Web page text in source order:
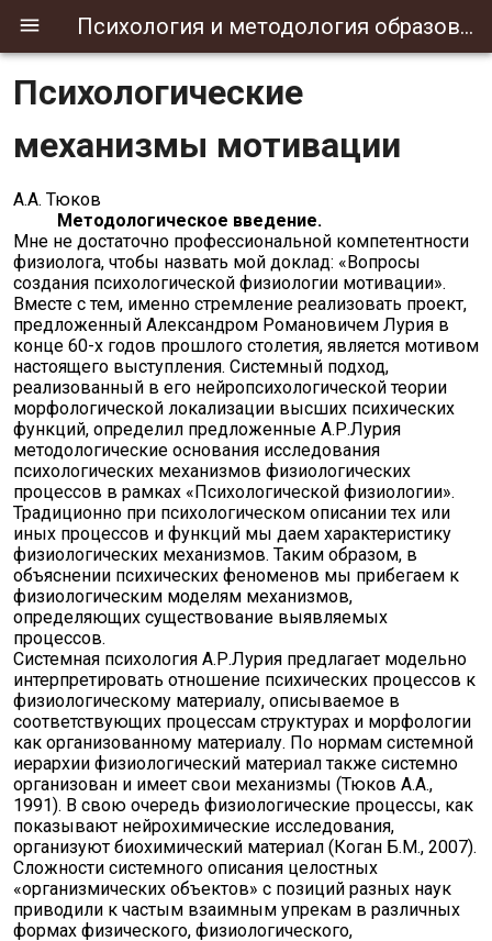
Психология и методология образования
Психологические
механизмы мотивации
А.А. Тюков
Методологическое введение.
Мне не достаточно профессиональной компетентности
физиолога, чтобы назвать мой доклад: «Вопросы
создания психологической физиологии мотивации».
Вместе с тем, именно стремление реализовать проект,
предложенный Александром Романовичем Лурия в
конце 60-х годов прошлого столетия, является мотивом
настоящего выступления. Системный подход,
реализованный в его нейропсихологической теории
морфологической локализации высших психических
функций, определил предложенные А.Р.Лурия
методологические основания исследования
психологических механизмов физиологических
процессов в рамках «Психологической физиологии».
Традиционно при психологическом описании тех или
иных процессов и функций мы даем характеристику
физиологических механизмов. Таким образом, в
объяснении психических феноменов мы прибегаем к
физиологическим моделям механизмов,
определяющих существование выявляемых
процессов.
Системная психология А.Р.Лурия предлагает модельно
интерпретировать отношение психических процессов к
физиологическому материалу, описываемое в
соответствующих процессам структурах и морфологии
как организованному материалу. По нормам системной
иерархии физиологический материал также системно
организован и имеет свои механизмы (Тюков А.А.,
1991). В свою очередь физиологические процессы, как
показывают нейрохимические исследования,
организуют биохимический материал (Коган Б.М., 2007).
Сложности системного описания целостных
«организмических объектов» с позиций разных наук
приводили к частым взаимным упрекам в различных
формах физического, физиологического,